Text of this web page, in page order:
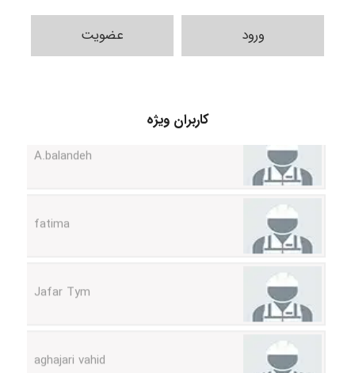
ورود عضویت
کاربران ویژه